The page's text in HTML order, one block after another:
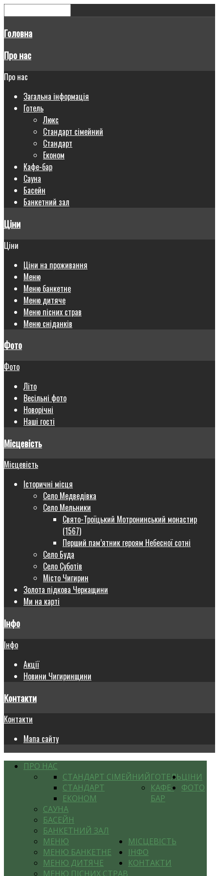
Головна
Про нас
Про нас
Загальна інформація
Готель
Люкс
Стандарт сімейний
Стандарт
Економ
Кафе-бар
Сауна
Басейн
Банкетний зал
Ціни
Ціни
Ціни на проживання
Меню
Меню банкетне
Меню дитяче
Меню пісних страв
Меню сніданків
Фото
Фото
Літо
Весільні фото
Новорічні
Наші гості
Місцевість
Місцевість
Історичні місця
Село Медведівка
Село Мельники
Свято-Троїцький Мотронинський монастир
(1567)
Перший пам’ятник героям Небесної сотні
Село Буда
Село Суботів
Місто Чигирин
Золота підкова Черкащини
Ми на карті
Інфо
Інфо
Акції
Новини Чигиринщини
Контакти
Контакти
Мапа сайту
ПРО НАС
ГОТЕЛЬ
СТАНДАРТ СІМЕЙНИЙ
СТАНДАРТ
ЕКОНОМ
КАФЕ-
БАР
САУНА
БАСЕЙН
БАНКЕТНИЙ ЗАЛ
ЦІНИ
МЕНЮ
МЕНЮ БАНКЕТНЕ
МЕНЮ ДИТЯЧЕ
МЕНЮ ПІСНИХ СТРАВ
ФОТО
МІСЦЕВІСТЬ
ІНФО
КОНТАКТИ